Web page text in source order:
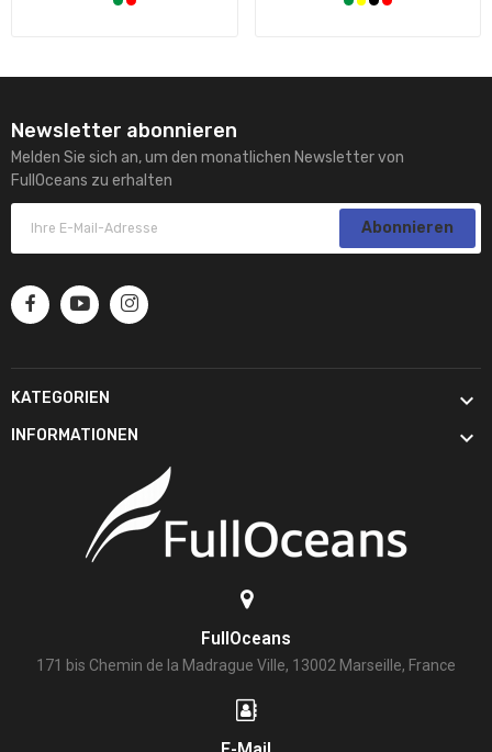
Newsletter abonnieren
Melden Sie sich an, um den monatlichen Newsletter von
FullOceans zu erhalten
Abonnieren
KATEGORIEN 
INFORMATIONEN 
FullOceans
171 bis Chemin de la Madrague Ville, 13002 Marseille, France